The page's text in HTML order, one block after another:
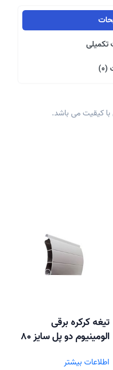
با کیقیت می باشد.
تیغه کرکره برقی
الومینیوم دو پل سایز 80
اطلاعات بیشتر